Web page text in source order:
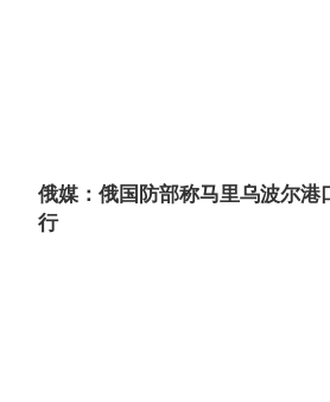
俄媒：俄国防部称马里乌波尔港
行